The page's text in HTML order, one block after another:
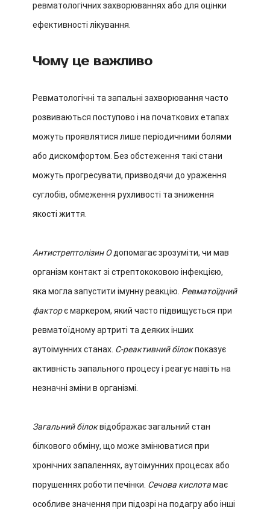
ревматологічних захворюваннях або для оцінки
ефективності лікування.
Чому це важливо
Ревматологічні та запальні захворювання часто
розвиваються поступово і на початкових етапах
можуть проявлятися лише періодичними болями
або дискомфортом. Без обстеження такі стани
можуть прогресувати, призводячи до ураження
суглобів, обмеження рухливості та зниження
якості життя.
Антистрептолізин Одопомагає зрозуміти, чи мав
організм контакт зі стрептококовою інфекцією,
яка могла запустити імунну реакцію. Ревматоїдний
факторє маркером, який часто підвищується при
ревматоїдному артриті та деяких інших
аутоімунних станах. С-реактивний білокпоказує
активність запального процесу і реагує навіть на
незначні зміни в організмі.
Загальний білоквідображає загальний стан
білкового обміну, що може змінюватися при
хронічних запаленнях, аутоімунних процесах або
порушеннях роботи печінки. Сечова кислотамає
особливе значення при підозрі на подагру або інші